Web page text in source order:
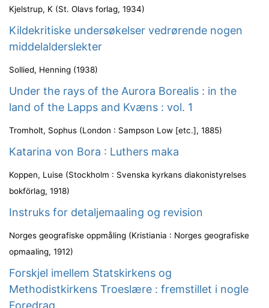
Kjelstrup, K (St. Olavs forlag, 1934)
Kildekritiske undersøkelser vedrørende nogen
middelalderslekter
Sollied, Henning (1938)
Under the rays of the Aurora Borealis : in the
land of the Lapps and Kvæns : vol. 1
Tromholt, Sophus (London : Sampson Low [etc.], 1885)
Katarina von Bora : Luthers maka
Koppen, Luise (Stockholm : Svenska kyrkans diakonistyrelses
bokförlag, 1918)
Instruks for detaljemaaling og revision
Norges geografiske oppmåling (Kristiania : Norges geografiske
opmaaling, 1912)
Forskjel imellem Statskirkens og
Methodistkirkens Troeslære : fremstillet i nogle
Foredrag